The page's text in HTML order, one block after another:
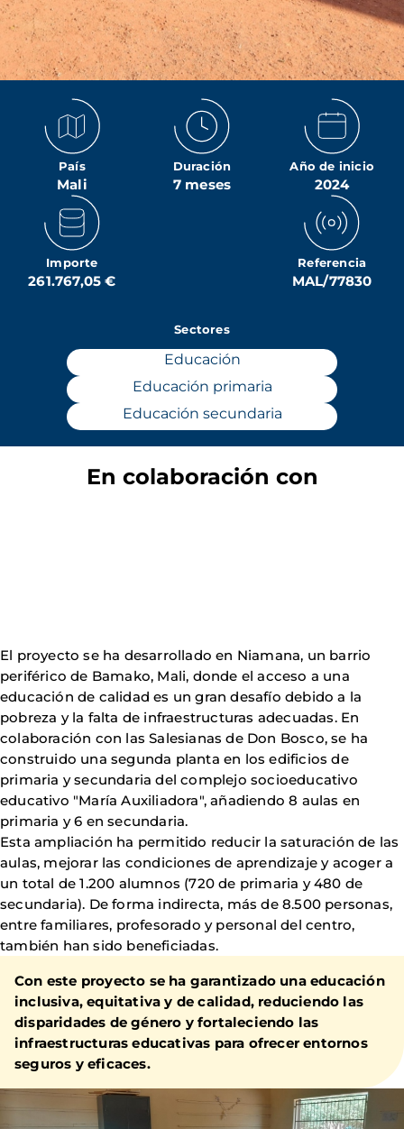
País
Mali
Duración
7 meses
Año de inicio
2024
Importe
261.767,05 €
Referencia
MAL/77830
Sectores
Educación
Educación primaria
Educación secundaria
En colaboración con
El proyecto se ha desarrollado en Niamana, un barrio
periférico de Bamako, Mali, donde el acceso a una
educación de calidad es un gran desafío debido a la
pobreza y la falta de infraestructuras adecuadas. En
colaboración con las Salesianas de Don Bosco, se ha
construido una segunda planta en los edificios de
primaria y secundaria del complejo socioeducativo
educativo "María Auxiliadora", añadiendo 8 aulas en
primaria y 6 en secundaria.
Esta ampliación ha permitido reducir la saturación de las
aulas, mejorar las condiciones de aprendizaje y acoger a
un total de 1.200 alumnos (720 de primaria y 480 de
secundaria). De forma indirecta, más de 8.500 personas,
entre familiares, profesorado y personal del centro,
también han sido beneficiadas.
Con este proyecto se ha garantizado una educación
inclusiva, equitativa y de calidad, reduciendo las
disparidades de género y fortaleciendo las
infraestructuras educativas para ofrecer entornos
seguros y eficaces.